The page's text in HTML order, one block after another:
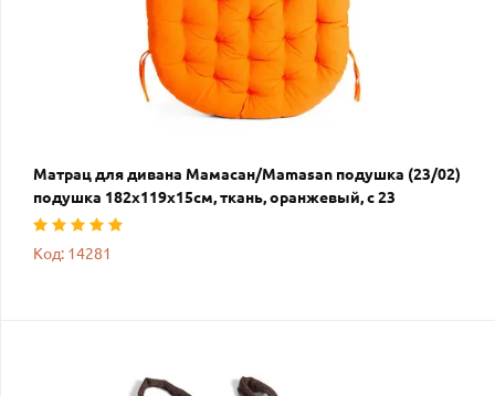
Матрац для дивана Мамасан/Mamasan подушка (23/02)
подушка 182х119х15см, ткань, оранжевый, с 23
Код: 14281